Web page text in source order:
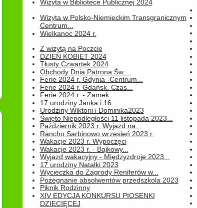
Wizyta w Bibliotece Publicznej 2024
Wizyta w Polsko-Niemieckim Transgranicznym
Centrum...
Wielkanoc 2024 r.
Z wizytą na Poczcie
DZIEŃ KOBIET 2024
Tłusty Czwartek 2024
Obchody Dnia Patrona Św....
Ferie 2024 r. Gdynia -Centrum...
Ferie 2024 r. Gdańsk. Czas...
Ferie 2024 r. - Zamek...
17 urodziny Janka i 16...
Urodziny Wiktorii i Dominika2023
Święto Niepodległości 11 listopada 2023...
Październik 2023 r. Wyjazd na...
Rancho Sarbinowo wrzesień 2023 r.
Wakacje 2023 r. Wypoczęci
Wakacje 2023 r. - Bajkowy...
Wyjazd wakacyjny - Międzyzdroje 2023...
17 urodziny Natalki 2023
Wycieczka do Zagrody Reniferów w...
Pożegnanie absolwentów przedszkola 2023
Piknik Rodzinny
XIV EDYCJA KONKURSU PIOSENKI
DZIECIĘCEJ